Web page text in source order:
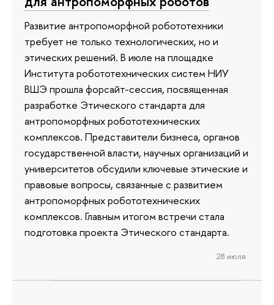
Развитие антропоморфной робототехники
требует не только технологических, но и
этических решений. В июле на площадке
Института робототехнических систем НИУ
ВШЭ прошла форсайт-сессия, посвященная
разработке Этического стандарта для
антропоморфных робототехнических
комплексов. Представители бизнеса, органов
государственной власти, научных организаций и
университетов обсудили ключевые этические и
правовые вопросы, связанные с развитием
антропоморфных робототехнических
комплексов. Главным итогом встречи стала
подготовка проекта Этического стандарта.
28 июля